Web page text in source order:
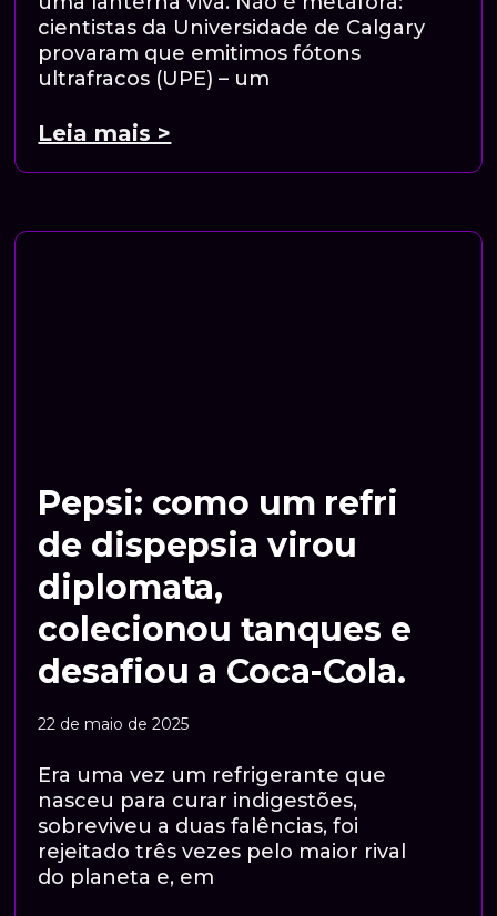
cientistas da Universidade de Calgary
provaram que emitimos fótons
ultrafracos (UPE) – um
Leia mais >
Pepsi: como um refri
de dispepsia virou
diplomata,
colecionou tanques e
desafiou a Coca-Cola.
22 de maio de 2025
Era uma vez um refrigerante que
nasceu para curar indigestões,
sobreviveu a duas falências, foi
rejeitado três vezes pelo maior rival
do planeta e, em